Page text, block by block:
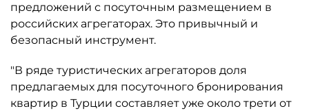
предложений с посуточным размещением в
российских агрегаторах. Это привычный и
безопасный инструмент.
"В ряде туристических агрегаторов доля
предлагаемых для посуточного бронирования
квартир в Турции составляет уже около трети от